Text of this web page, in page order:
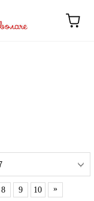
8 9 10 »